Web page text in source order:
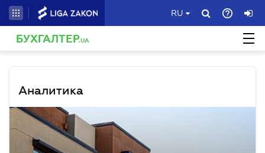
RU
БУХГАЛТЕР.UA
Аналитика